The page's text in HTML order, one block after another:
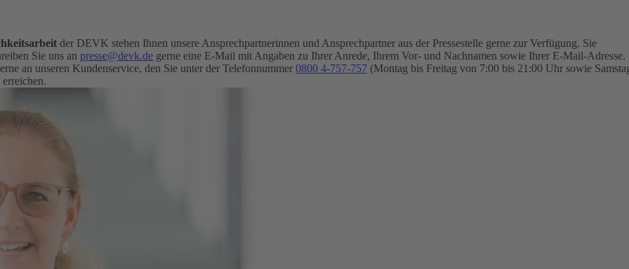
der DEVK stehen Ihnen unsere Ansprechpartnerinnen und Ansprechpartner aus der Pressestelle gerne zur Verfügung. Sie
Sie uns an presse@devk.de gerne eine E-Mail mit Angaben zu Ihrer Anrede, Ihrem Vor- und Nachnamen sowie Ihrer E-Mail-Adresse.
an unseren Kundenservice, den Sie unter der Telefonnummer 0800 4-757-757 (Montag bis Freitag von 7:00 bis 21:00 Uhr sowie